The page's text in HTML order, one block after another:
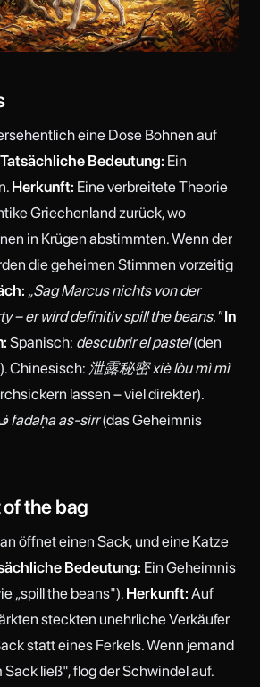
eine Dose Bohnen auf
Tatsächliche Bedeutung: Ein
Herkunft: Eine verbreitete Theorie
Griechenland zurück, wo
in Krügen abstimmten. Wenn der
die geheimen Stimmen vorzeitig
„Sag Marcus nichts von der
– er wird definitiv spill the beans."In
Spanisch: descubrir el pastel(den
Chinesisch: 泄露秘密 xiè lòu mì mì
lassen – viel direkter).
فضح السر fadaḥa as-sirr(das Geheimnis
the bag
öffnet einen Sack, und eine Katze
Bedeutung: Ein Geheimnis
„spill the beans"). Herkunft: Auf
steckten unehrliche Verkäufer
statt eines Ferkels. Wenn jemand
Sack ließ", flog der Schwindel auf.